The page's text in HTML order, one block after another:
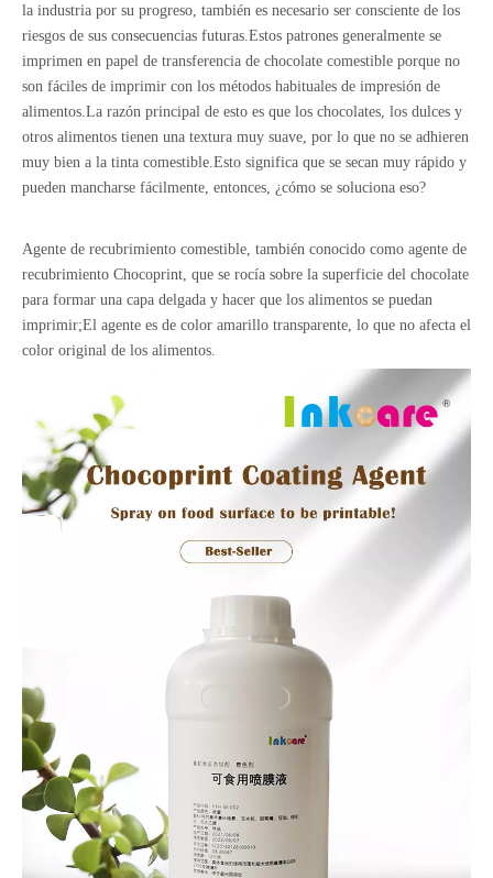
la industria por su progreso, también es necesario ser consciente de los
riesgos de sus consecuencias futuras.Estos patrones generalmente se
imprimen en papel de transferencia de chocolate comestible porque no
son fáciles de imprimir con los métodos habituales de impresión de
alimentos.La razón principal de esto es que los chocolates, los dulces y
otros alimentos tienen una textura muy suave, por lo que no se adhieren
muy bien a la tinta comestible.Esto significa que se secan muy rápido y
pueden mancharse fácilmente, entonces, ¿cómo se soluciona eso?
Agente de recubrimiento comestible, también conocido como agente de
recubrimiento Chocoprint, que se rocía sobre la superficie del chocolate
para formar una capa delgada y hacer que los alimentos se puedan
imprimir;El agente es de color amarillo transparente, lo que no afecta el
color original de los alimentos.